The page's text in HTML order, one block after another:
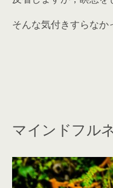
そんな気付きすらなか
マインドフル